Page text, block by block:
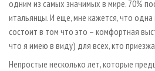
одним из самых значимых в мире. 70%
итальянцы. И еще, мне кажется, что
состоит в том что это – комфортная
что я имею в виду) для всех, кто
Непростые несколько лет, которые